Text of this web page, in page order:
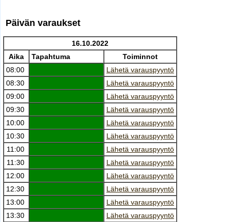
Päivän varaukset
16.10.2022
Aika
Tapahtuma
Toiminnot
08:00
Lähetä varauspyyntö
08:30
Lähetä varauspyyntö
09:00
Lähetä varauspyyntö
09:30
Lähetä varauspyyntö
10:00
Lähetä varauspyyntö
10:30
Lähetä varauspyyntö
11:00
Lähetä varauspyyntö
11:30
Lähetä varauspyyntö
12:00
Lähetä varauspyyntö
12:30
Lähetä varauspyyntö
13:00
Lähetä varauspyyntö
13:30
Lähetä varauspyyntö